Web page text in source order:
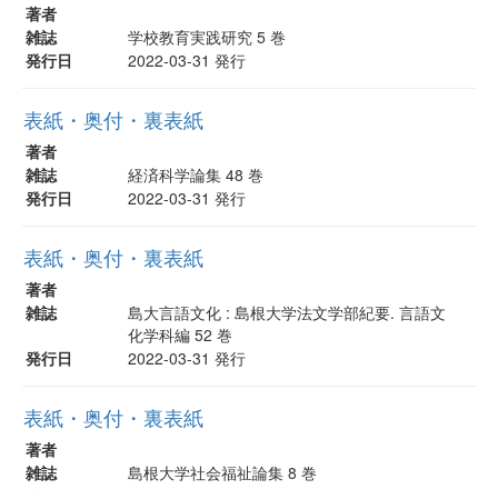
著者
雑誌
学校教育実践研究 5 巻
発行日
2022-03-31 発行
表紙・奥付・裏表紙
著者
雑誌
経済科学論集 48 巻
発行日
2022-03-31 発行
表紙・奥付・裏表紙
著者
雑誌
島大言語文化 : 島根大学法文学部紀要. 言語文
化学科編 52 巻
発行日
2022-03-31 発行
表紙・奥付・裏表紙
著者
雑誌
島根大学社会福祉論集 8 巻